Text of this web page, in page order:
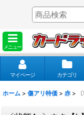
メニュー
マイページ カテゴリ
ホーム > 傷アリ特価 > 赤 >